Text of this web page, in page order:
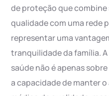
de proteção que
qualidade com uma rede
representar uma
tranquilidade da família.
saúde não é apenas
a capacidade de manter